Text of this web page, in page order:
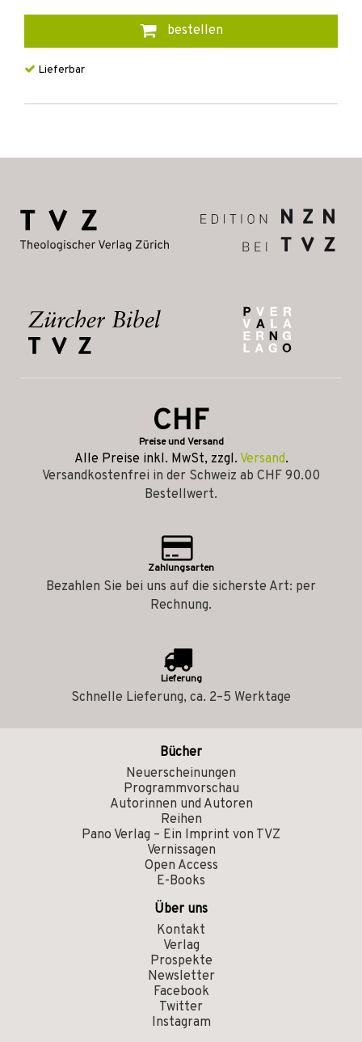
bestellen
Lieferbar
CHF
Preise und Versand
Alle Preise inkl. MwSt, zzgl. Versand.
Versandkostenfrei in der Schweiz ab CHF 90.00
Bestellwert.
Zahlungsarten
Bezahlen Sie bei uns auf die sicherste Art: per
Rechnung.
Lieferung
Schnelle Lieferung, ca. 2–5 Werktage
Bücher
Neuerscheinungen
Programmvorschau
Autorinnen und Autoren
Reihen
Pano Verlag – Ein Imprint von TVZ
Vernissagen
Open Access
E-Books
Über uns
Kontakt
Verlag
Prospekte
Newsletter
Facebook
Twitter
Instagram